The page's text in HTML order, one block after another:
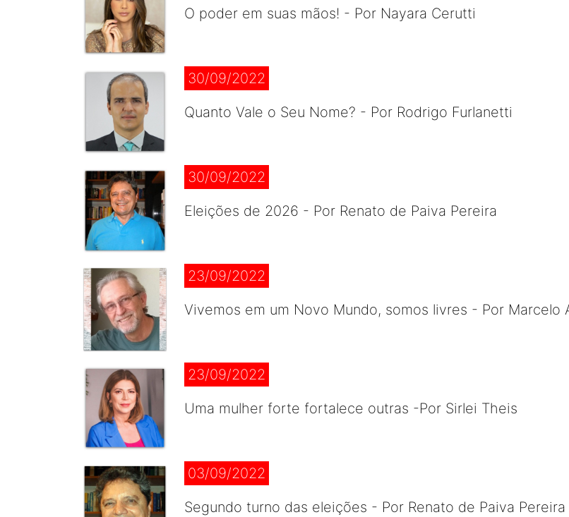
O poder em suas mãos! - Por Nayara Cerutti
30/09/2022
Quanto Vale o Seu Nome? - Por Rodrigo Furlanetti
30/09/2022
Eleições de 2026 - Por Renato de Paiva Pereira
23/09/2022
Vivemos em um Novo Mundo, somos livres - Por Marcelo
23/09/2022
Uma mulher forte fortalece outras -Por Sirlei Theis
03/09/2022
Segundo turno das eleições - Por Renato de Paiva Pereira